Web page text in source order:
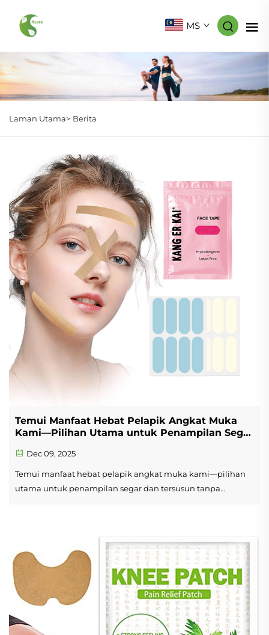
MS
Laman Utama> Berita
Temui Manfaat Hebat Pelapik Angkat Muka
Kami—Pilihan Utama untuk Penampilan Segar
Dec 09, 2025
Temui manfaat hebat pelapik angkat muka kami—pilihan
utama untuk penampilan segar dan tersusun tanpa